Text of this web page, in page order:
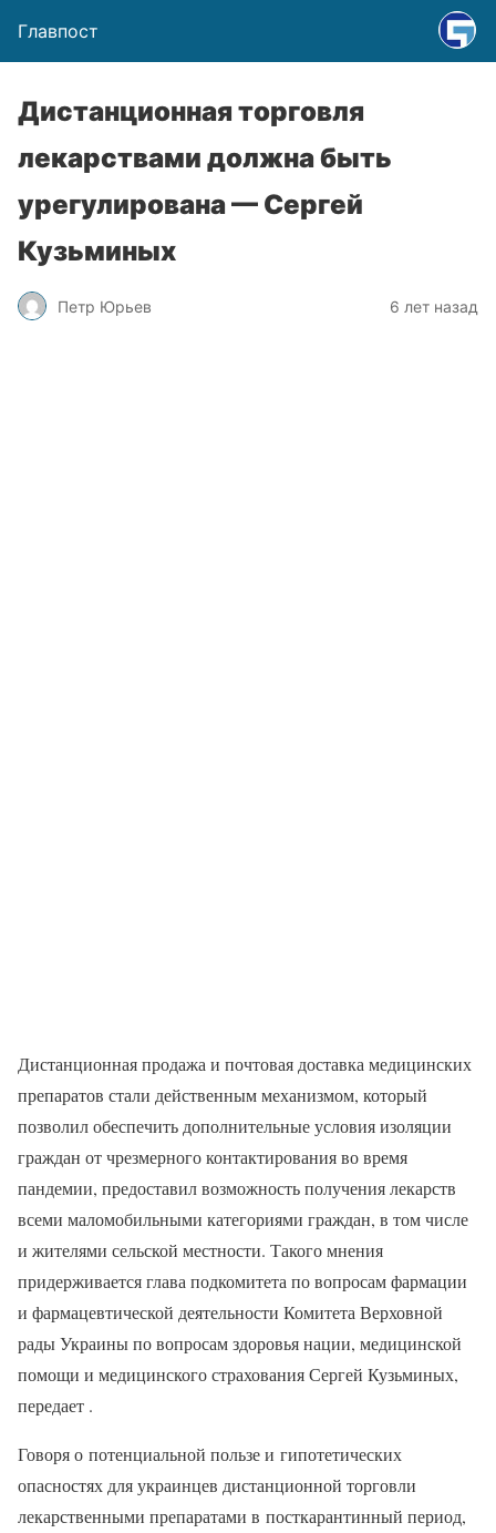
Главпост
Дистанционная торговля
лекарствами должна быть
урегулирована — Сергей
Кузьминых
Петр Юрьев 6 лет назад
Дистанционная продажа и почтовая доставка медицинских
препаратов стали действенным механизмом, который
позволил обеспечить дополнительные условия изоляции
граждан от чрезмерного контактирования во время
пандемии, предоставил возможность получения лекарств
всеми маломобильными категориями граждан, в том числе
и жителями сельской местности. Такого мнения
придерживается глава подкомитета по вопросам фармации
и фармацевтической деятельности Комитета Верховной
рады Украины по вопросам здоровья нации, медицинской
помощи и медицинского страхования Сергей Кузьминых,
передает .
Говоря о потенциальной пользе и гипотетических
опасностях для украинцев дистанционной торговли
лекарственными препаратами в посткарантинный период,